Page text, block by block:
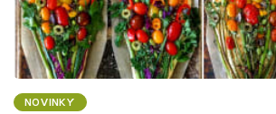
Sledujte nás
NOVINKY